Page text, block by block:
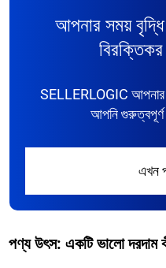
আপনার সময়
SELLERLOGIC আপনার
আপনি গুরুত্বপূর্ণ
এখন
পণ্য উৎস: একটি ভালো দরদাম